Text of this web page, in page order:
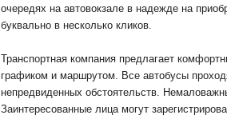
очередях на автовокзале в надежде на
буквально в несколько кликов.
Транспортная компания предлагает
графиком и маршрутом. Все автобусы
непредвиденных обстоятельств.
Заинтересованные лица могут